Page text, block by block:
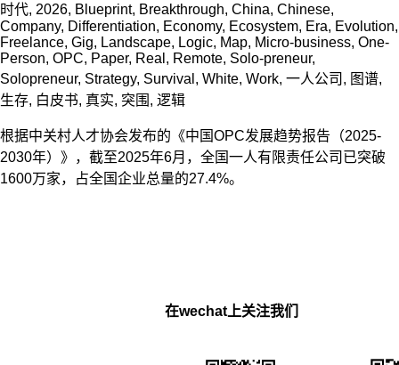
时代, 2026, Blueprint, Breakthrough, China, Chinese,
Company, Differentiation, Economy, Ecosystem, Era, Evolution,
Freelance, Gig, Landscape, Logic, Map, Micro-business, One-
Person, OPC, Paper, Real , Remote, Solo-preneur,
Solopreneur, Strategy, Survival , White, Work, 一人公司 , 图谱,
生存, 白皮书, 真实, 突围 , 逻辑
根据中关村人才协会发布的《中国OPC发展趋势报告（2025-
2030年）》，截至2025年6月，全国一人有限责任公司已突破
1600万家，占全国企业总量的27.4%。
在wechat上关注我们